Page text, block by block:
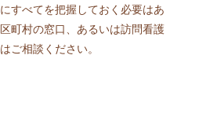
すべてを把握しておく必要はあ
町村の窓口、あるいは訪問看護
ご相談ください。